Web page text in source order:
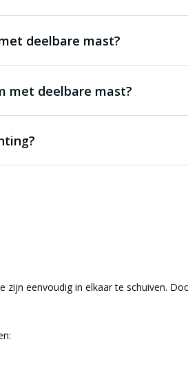
deelbare mast?
met deelbare mast?
eenvoudig in elkaar te schuiven.